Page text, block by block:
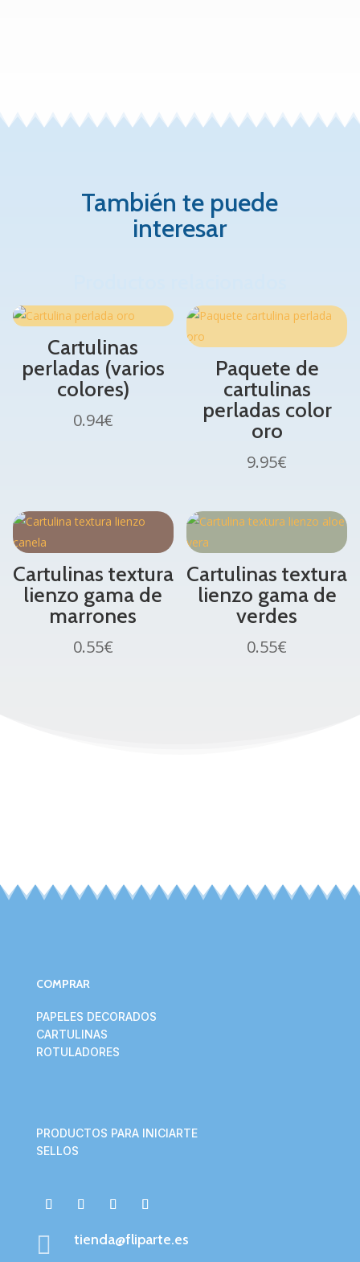
También te puede
interesar
Cartulinas
perladas (varios
colores)
0.94€
Paquete de
cartulinas
perladas color
oro
9.95€
Cartulinas textura
lienzo gama de
marrones
0.55€
Cartulinas textura
lienzo gama de
verdes
0.55€
COMPRAR
PAPELES DECORADOS
CARTULINAS
ROTULADORES
PRODUCTOS PARA INICIARTE
SELLOS
 tienda@fliparte.es